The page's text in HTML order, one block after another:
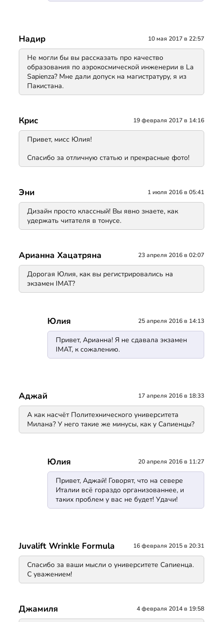
Надир 10 мая 2017 в 22:57
Не могли бы вы рассказать про качество
образования по аэрокосмической инженерии в La
Sapienza? Мне дали допуск на магистратуру, я из
Пакистана.
Крис 19 февраля 2017 в 14:16
Привет, мисс Юлия!
Спасибо за отличную статью и прекрасные фото!
Эни 1 июля 2016 в 05:41
Дизайн просто классный! Вы явно знаете, как
удержать читателя в тонусе.
Арианна Хацатряна 23 апреля 2016 в 02:07
Дорогая Юлия, как вы регистрировались на
экзамен IMAT?
Юлия 25 апреля 2016 в 14:13
Привет, Арианна! Я не сдавала экзамен
IMAT, к сожалению.
Аджай 17 апреля 2016 в 18:33
А как насчёт Политехнического университета
Милана? У него такие же минусы, как у Сапиенцы?
Юлия 20 апреля 2016 в 11:27
Привет, Аджай! Говорят, что на севере
Италии всё гораздо организованнее, и
таких проблем у вас не будет! Удачи!
Juvalift Wrinkle Formula 16 февраля 2015 в 20:31
Спасибо за ваши мысли о университете Сапиенца.
С уважением!
Джамиля 4 февраля 2014 в 19:58